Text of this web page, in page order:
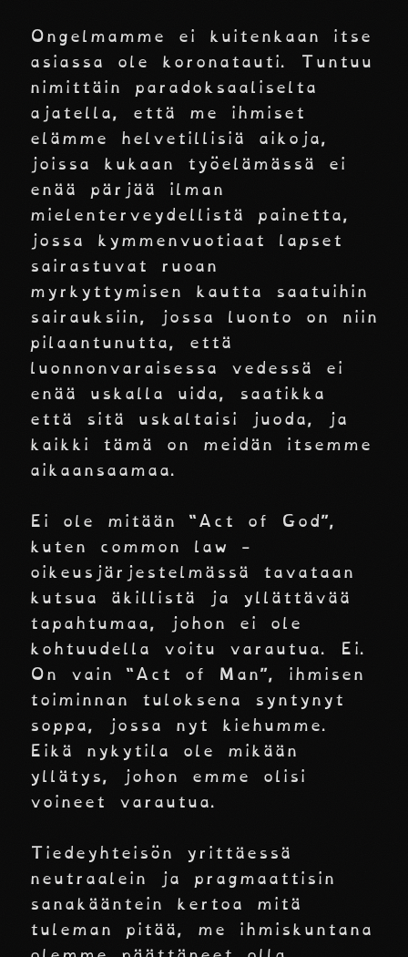
Ongelmamme ei kuitenkaan itse
asiassa ole koronatauti. Tuntuu
nimittäin paradoksaaliselta
ajatella, että me ihmiset
elämme helvetillisiä aikoja,
joissa kukaan työelämässä ei
enää pärjää ilman
mielenterveydellistä painetta,
jossa kymmenvuotiaat lapset
sairastuvat ruoan
myrkyttymisen kautta saatuihin
sairauksiin, jossa luonto on niin
pilaantunutta, että
luonnonvaraisessa vedessä ei
enää uskalla uida, saatikka
että sitä uskaltaisi juoda, ja
kaikki tämä on meidän itsemme
aikaansaamaa.
Ei ole mitään “Act of God”,
kuten common law -
oikeusjärjestelmässä tavataan
kutsua äkillistä ja yllättävää
tapahtumaa, johon ei ole
kohtuudella voitu varautua. Ei.
On vain “Act of Man”, ihmisen
toiminnan tuloksena syntynyt
soppa, jossa nyt kiehumme.
Eikä nykytila ole mikään
yllätys, johon emme olisi
voineet varautua.
Tiedeyhteisön yrittäessä
neutraalein ja pragmaattisin
sanakääntein kertoa mitä
tuleman pitää, me ihmiskuntana